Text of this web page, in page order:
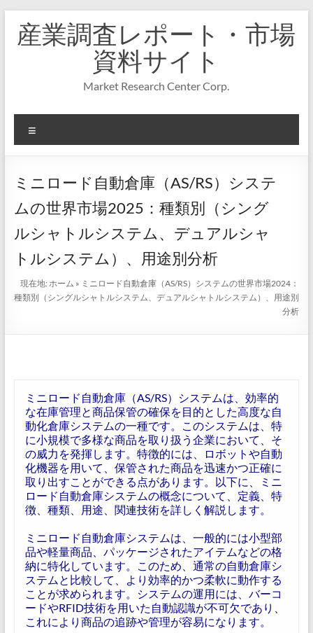
キ
プ
産業調査レポート・市場
資料サイト
Market Research Center Corp.
ニ
ー
ミニロード自動倉庫（AS/RS）システ
ムの世界市場2025：種類別（シング
ルシャトルシステム、デュアルシャ
トルシステム）、用途別分析
現在地:ホーム » ミニロード自動倉庫（AS/RS）システムの世界市場2024：
種類別（シングルシャトルシステム、デュアルシャトルシステム）、用途別
分析
ミニロード自動倉庫（AS/RS）システムは、効率的
な在庫管理と商品保管の確保を目的とした高度な自
動化倉庫システムの一種です。このシステムは、特
に小規模で多様な商品を取り扱う企業において、そ
の威力を発揮します。特徴的には、ロボットや自動
化機器を用いて、保管された商品を迅速かつ正確に
取り出すことができる点があります。以下に、ミニ
ロード自動倉庫システムの概念について、定義、特
徴、種類、用途、関連技術を詳しく解説します。
ミニロード自動倉庫システムは、一般的には小型部
品や軽量商品、パッケージされたアイテムなどの格
納に特化しています。このため、通常の自動倉庫シ
ステムと比較して、より効率的かつ柔軟に動作する
ことが求められます。システムの運用には、バーコ
ードやRFID技術を用いた自動認識が不可欠であり、
これにより商品の追跡や管理が容易になります。